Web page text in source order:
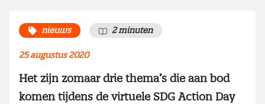
nieuws 2 minuten
25 augustus 2020
Het zijn zomaar drie thema’s die aan bod
komen tijdens de virtuele SDG Action Day